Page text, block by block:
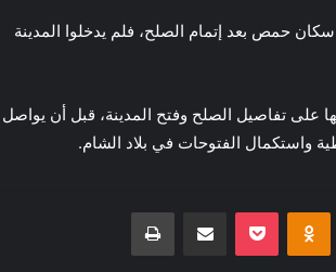
حمص بعد إتمام الصلح، فلم يدخلوا المدينة
على تفاصيل الصلح وفتح المدينة، قبل أن يواصل
واستكمال الفتوحات في بلاد الشام.
Odnoklassniki
بوكيت مشاركة عبر البريد طباعة